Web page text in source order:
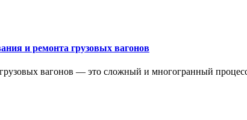
и ремонта грузовых вагонов
вагонов — это сложный и многогранный